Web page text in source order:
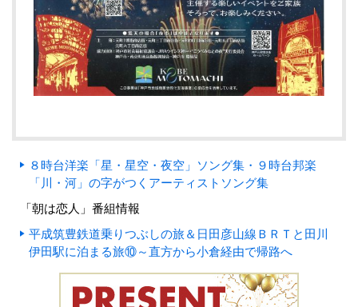
８時台洋楽「星・星空・夜空」ソング集・９時台邦楽
「川・河」の字がつくアーティストソング集
「朝は恋人」番組情報
平成筑豊鉄道乗りつぶしの旅＆日田彦山線ＢＲＴと田川
伊田駅に泊まる旅⑩～直方から小倉経由で帰路へ